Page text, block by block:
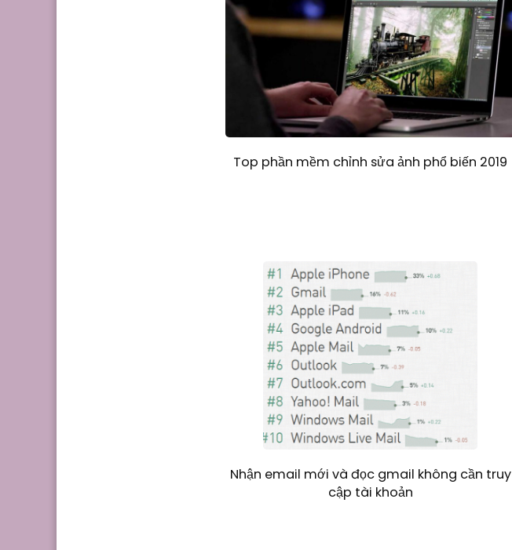
Top phần mềm chỉnh sửa ảnh phổ biến 2019
Nhận email mới và đọc gmail không cần truy
cập tài khoản